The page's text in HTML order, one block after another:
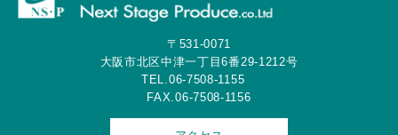
〒531-0071
大阪市北区中津一丁目6番29-1212号
TEL.06-7508-1155
FAX.06-7508-1156